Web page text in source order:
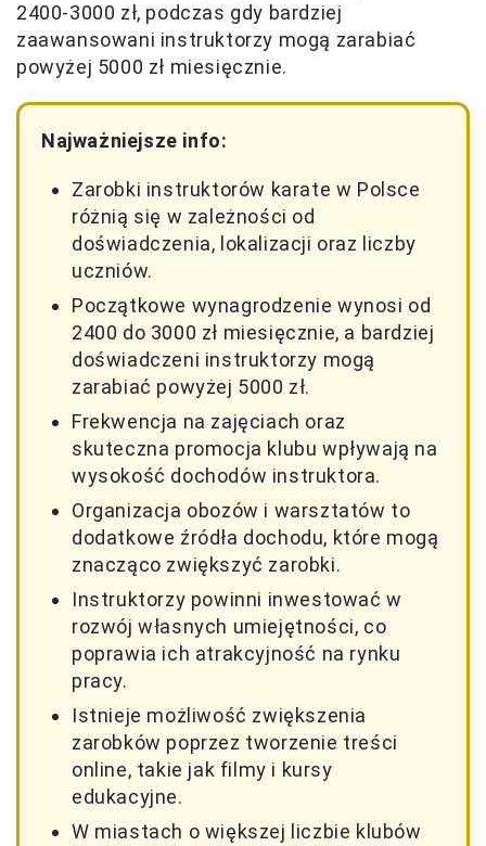
2400-3000 zł, podczas gdy bardziej
zaawansowani instruktorzy mogą zarabiać
powyżej 5000 zł miesięcznie.
Najważniejsze info:
Zarobki instruktorów karate w Polsce
różnią się w zależności od
doświadczenia, lokalizacji oraz liczby
uczniów.
Początkowe wynagrodzenie wynosi od
2400 do 3000 zł miesięcznie, a bardziej
doświadczeni instruktorzy mogą
zarabiać powyżej 5000 zł.
Frekwencja na zajęciach oraz
skuteczna promocja klubu wpływają na
wysokość dochodów instruktora.
Organizacja obozów i warsztatów to
dodatkowe źródła dochodu, które mogą
znacząco zwiększyć zarobki.
Instruktorzy powinni inwestować w
rozwój własnych umiejętności, co
poprawia ich atrakcyjność na rynku
pracy.
Istnieje możliwość zwiększenia
zarobków poprzez tworzenie treści
online, takie jak filmy i kursy
edukacyjne.
W miastach o większej liczbie klubów